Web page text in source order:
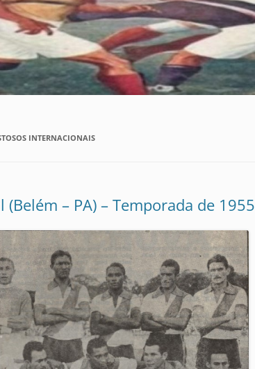
INTERNACIONAIS
– PA) – Temporada de 1955